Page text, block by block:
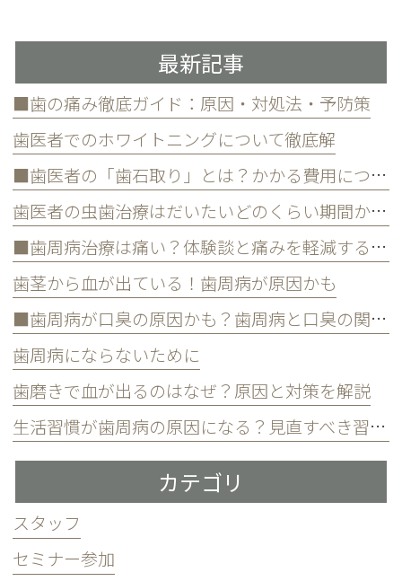
最新記事
■歯の痛み徹底ガイド：原因・対処法・予防策
歯医者でのホワイトニングについて徹底解
■歯医者の「歯石取り」とは？かかる費用について
歯医者の虫歯治療はだいたいどのくらい期間かかる？
■歯周病治療は痛い？体験談と痛みを軽減する方法
歯茎から血が出ている！歯周病が原因かも
■歯周病が口臭の原因かも？歯周病と口臭の関係について
歯周病にならないために
歯磨きで血が出るのはなぜ？原因と対策を解説
生活習慣が歯周病の原因になる？見直すべき習慣とは？
カテゴリ
スタッフ
セミナー参加